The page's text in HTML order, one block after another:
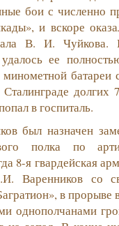
бои с численно
и вскоре
В. И. Чуйкова.
ее
батареи
Сталинграде
в госпиталь.
был назначен
полка по
8-я гвардейская
Варенников со
в
однополчанами